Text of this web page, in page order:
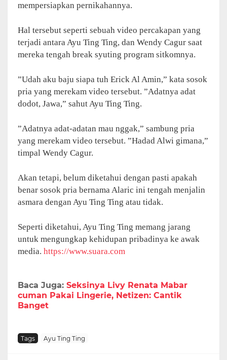
mempersiapkan pernikahannya.
Hal tersebut seperti sebuah video percakapan yang
terjadi antara Ayu Ting Ting, dan Wendy Cagur saat
mereka tengah break syuting program sitkomnya.
”Udah aku baju siapa tuh Erick Al Amin,” kata sosok
pria yang merekam video tersebut. ”Adatnya adat
dodot, Jawa,” sahut Ayu Ting Ting.
”Adatnya adat-adatan mau nggak,” sambung pria
yang merekam video tersebut. ”Hadad Alwi gimana,”
timpal Wendy Cagur.
Akan tetapi, belum diketahui dengan pasti apakah
benar sosok pria bernama Alaric ini tengah menjalin
asmara dengan Ayu Ting Ting atau tidak.
Seperti diketahui, Ayu Ting Ting memang jarang
untuk mengungkap kehidupan pribadinya ke awak
media. https://www.suara.com
Baca Juga: Seksinya Livy Renata Mabar
cuman Pakai Lingerie, Netizen: Cantik
Banget
Tags Ayu Ting Ting